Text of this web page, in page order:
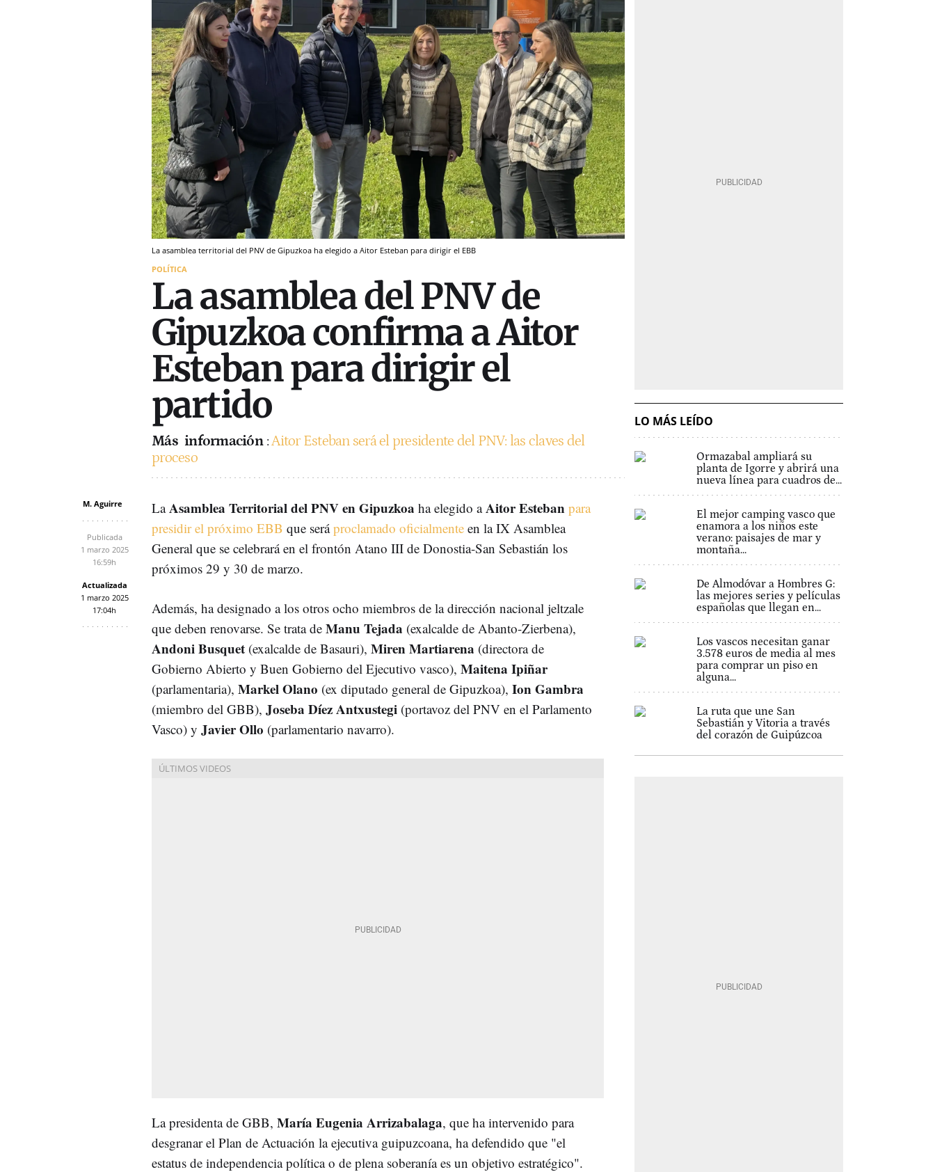
La asamblea territorial del PNV de Gipuzkoa ha elegido a Aitor Esteban para dirigir el EBB
POLÍTICA
La asamblea del PNV de
Gipuzkoa confirma a Aitor
Esteban para dirigir el
partido
Más información :Aitor Esteban será el presidente del PNV: las claves del
proceso
M. Aguirre
Publicada
1 marzo 2025
16:59h
Actualizada
1 marzo 2025
17:04h
LaAsamblea Territorial del PNV en Gipuzkoa ha elegido aAitor Esteban para
presidir el próximo EBB que seráproclamado oficialmente en la IX Asamblea
General que se celebrará en el frontón Atano III de Donostia-San Sebastián los
próximos 29 y 30 de marzo.
Además, ha designado a los otros ocho miembros de la dirección nacional jeltzale
que deben renovarse. Se trata de Manu Tejada (exalcalde de Abanto-Zierbena),
AndoniBusquet (exalcalde de Basauri), Miren Martiarena (directora de
Gobierno Abierto y Buen Gobierno del Ejecutivo vasco), Maitena Ipiñar
(parlamentaria), Markel Olano (ex diputado general de Gipuzkoa), Ion Gambra
(miembro del GBB), Joseba Díez Antxustegi (portavoz del PNV en el Parlamento
Vasco) y JavierOllo (parlamentario navarro).
La presidenta de GBB, María Eugenia Arrizabalaga, que ha intervenido para
desgranar el Plan de Actuación la ejecutiva guipuzcoana, ha defendido que "el
estatus de independencia política o de plena soberanía es un objetivo estratégico".
LO MÁS LEÍDO
Ormazabal ampliará su
planta de Igorre y abrirá una
nueva línea para cuadros de...
El mejor camping vasco que
enamora a los niños este
verano: paisajes de mar y
montaña...
De Almodóvar a Hombres G:
las mejores series y películas
españolas que llegan en...
Los vascos necesitan ganar
3.578 euros de media al mes
para comprar un piso en
alguna...
La ruta que une San
Sebastián y Vitoria a través
del corazón de Guipúzcoa